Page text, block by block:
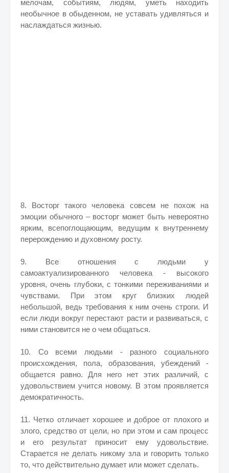
мелочам, событиям, людям, уметь находить
необычное в обыденном, не уставать удивляться и
наслаждаться жизнью.
8. Восторг такого человека совсем не похож на
эмоции обычного – восторг может быть невероятно
ярким, всепоглощающим, ведущим к внутреннему
перерождению и духовному росту.
9. Все отношения с людьми у
самоактуализированного человека - высокого
уровня, очень глубоки, с тонкими переживаниями и
чувствами. При этом круг близких людей
небольшой, ведь требования к ним очень строги. И
если люди вокруг перестают расти и развиваться, с
ними становится не о чем общаться.
10. Со всеми людьми - разного социального
происхождения, пола, образования, убеждений -
общается равно. Для него нет этих различий, с
удовольствием учится новому. В этом проявляется
демократичность.
11. Четко отличает хорошее и доброе от плохого и
злого, средство от цели, но при этом и сам процесс
и его результат приносит ему удовольствие.
Старается не делать никому зла и говорить только
то, что действительно думает или может сделать.